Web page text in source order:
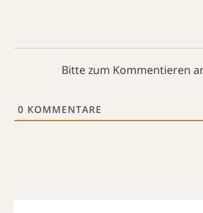
Bitte zum Kommentieren
0 KOMMENTARE